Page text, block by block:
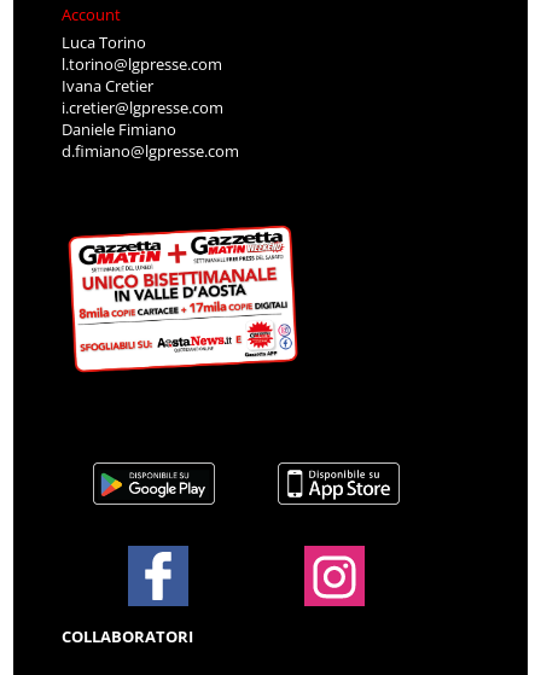
Account
Luca Torino
l.torino@lgpresse.com
Ivana Cretier
i.cretier@lgpresse.com
Daniele Fimiano
d.fimiano@lgpresse.com
COLLABORATORI